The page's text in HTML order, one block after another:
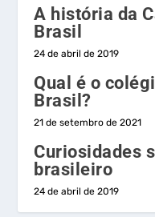
A história da
Brasil
24 de abril de 2019
Qual é o
Brasil?
21 de setembro de 2021
Curiosidades
brasileiro
24 de abril de 2019